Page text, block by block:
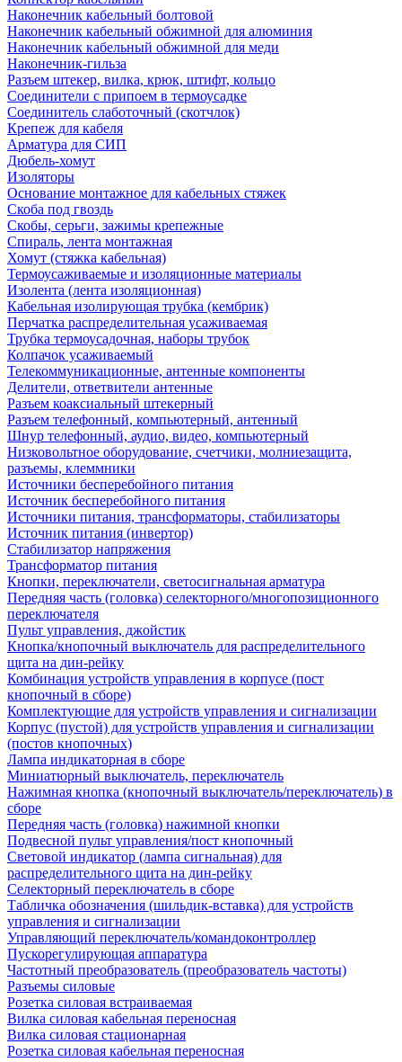
Наконечник кабельный болтовой
Наконечник кабельный обжимной для алюминия
Наконечник кабельный обжимной для меди
Наконечник-гильза
Разъем штекер, вилка, крюк, штифт, кольцо
Соединители с припоем в термоусадке
Соединитель слаботочный (скотчлок)
Крепеж для кабеля
Арматура для СИП
Дюбель-хомут
Изоляторы
Основание монтажное для кабельных стяжек
Скоба под гвоздь
Скобы, серьги, зажимы крепежные
Спираль, лента монтажная
Хомут (стяжка кабельная)
Термоусаживаемые и изоляционные материалы
Изолента (лента изоляционная)
Кабельная изолирующая трубка (кембрик)
Перчатка распределительная усаживаемая
Трубка термоусадочная, наборы трубок
Колпачок усаживаемый
Телекоммуникационные, антенные компоненты
Делители, ответвители антенные
Разъем коаксиальный штекерный
Разъем телефонный, компьютерный, антенный
Шнур телефонный, аудио, видео, компьютерный
Низковольтное оборудование, счетчики, молниезащита,
разъемы, клеммники
Источники бесперебойного питания
Источник бесперебойного питания
Источники питания, трансформаторы, стабилизаторы
Источник питания (инвертор)
Стабилизатор напряжения
Трансформатор питания
Кнопки, переключатели, светосигнальная арматура
Передняя часть (головка) селекторного/многопозиционного
переключателя
Пульт управления, джойстик
Кнопка/кнопочный выключатель для распределительного
щита на дин-рейку
Комбинация устройств управления в корпусе (пост
кнопочный в сборе)
Комплектующие для устройств управления и сигнализации
Корпус (пустой) для устройств управления и сигнализации
(постов кнопочных)
Лампа индикаторная в сборе
Миниатюрный выключатель, переключатель
Нажимная кнопка (кнопочный выключатель/переключатель) в
сборе
Передняя часть (головка) нажимной кнопки
Подвесной пульт управления/пост кнопочный
Световой индикатор (лампа сигнальная) для
распределительного щита на дин-рейку
Селекторный переключатель в сборе
Табличка обозначения (шильдик-вставка) для устройств
управления и сигнализации
Управляющий переключатель/командоконтроллер
Пускорегулирующая аппаратура
Частотный преобразователь (преобразователь частоты)
Разъемы силовые
Розетка силовая встраиваемая
Вилка силовая кабельная переносная
Вилка силовая стационарная
Розетка силовая кабельная переносная